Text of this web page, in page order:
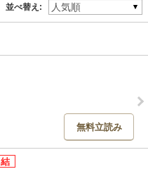
並べ替え:
無料立読み